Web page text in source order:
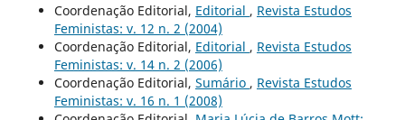
Coordenação Editorial, Editorial , Revista Estudos
Feministas: v. 12 n. 2 (2004)
Coordenação Editorial, Editorial , Revista Estudos
Feministas: v. 14 n. 2 (2006)
Coordenação Editorial, Sumário , Revista Estudos
Feministas: v. 16 n. 1 (2008)